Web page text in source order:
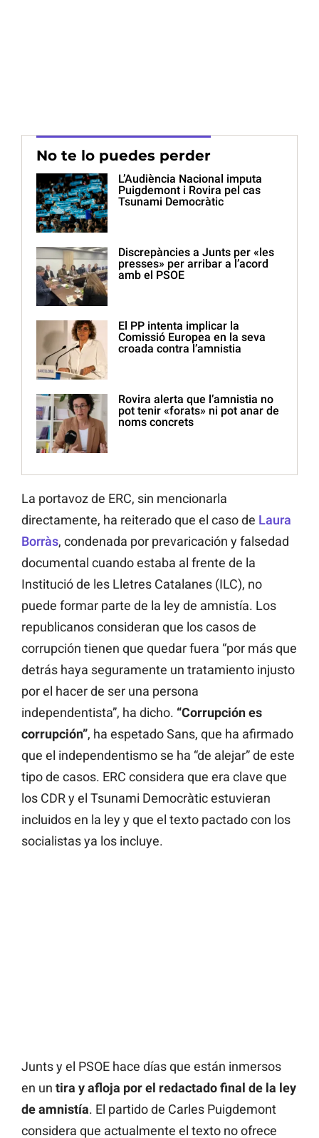
No te lo puedes perder
L’Audiència Nacional imputa
Puigdemont i Rovira pel cas
Tsunami Democràtic
Discrepàncies a Junts per «les
presses» per arribar a l’acord
amb el PSOE
El PP intenta implicar la
Comissió Europea en la seva
croada contra l’amnistia
Rovira alerta que l’amnistia no
pot tenir «forats» ni pot anar de
noms concrets
La portavoz de ERC, sin mencionarla
directamente, ha reiterado que el caso de Laura
Borràs, condenada por prevaricación y falsedad
documental cuando estaba al frente de la
Institució de les Lletres Catalanes (ILC), no
puede formar parte de la ley de amnistía. Los
republicanos consideran que los casos de
corrupción tienen que quedar fuera “por más que
detrás haya seguramente un tratamiento injusto
por el hacer de ser una persona
independentista”, ha dicho. “Corrupción es
corrupción”, ha espetado Sans, que ha afirmado
que el independentismo se ha “de alejar” de este
tipo de casos. ERC considera que era clave que
los CDR y el Tsunami Democràtic estuvieran
incluidos en la ley y que el texto pactado con los
socialistas ya los incluye.
Junts y el PSOE hace días que están inmersos
en un tira y afloja por el redactado final de la ley
de amnistía. El partido de Carles Puigdemont
considera que actualmente el texto no ofrece